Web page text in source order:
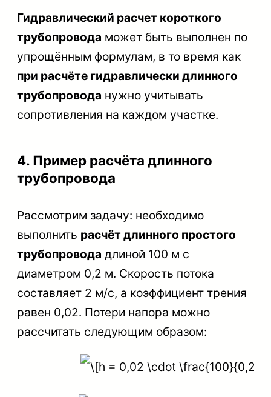
Гидравлический расчет короткого
трубопровода может быть выполнен по
упрощённым формулам, в то время как
при расчёте гидравлически длинного
трубопровода нужно учитывать
сопротивления на каждом участке.
4. Пример расчёта длинного
трубопровода
Рассмотрим задачу: необходимо
выполнить расчёт длинного простого
трубопровода длиной 100 м с
диаметром 0,2 м. Скорость потока
составляет 2 м/с, а коэффициент трения
равен 0,02. Потери напора можно
рассчитать следующим образом: